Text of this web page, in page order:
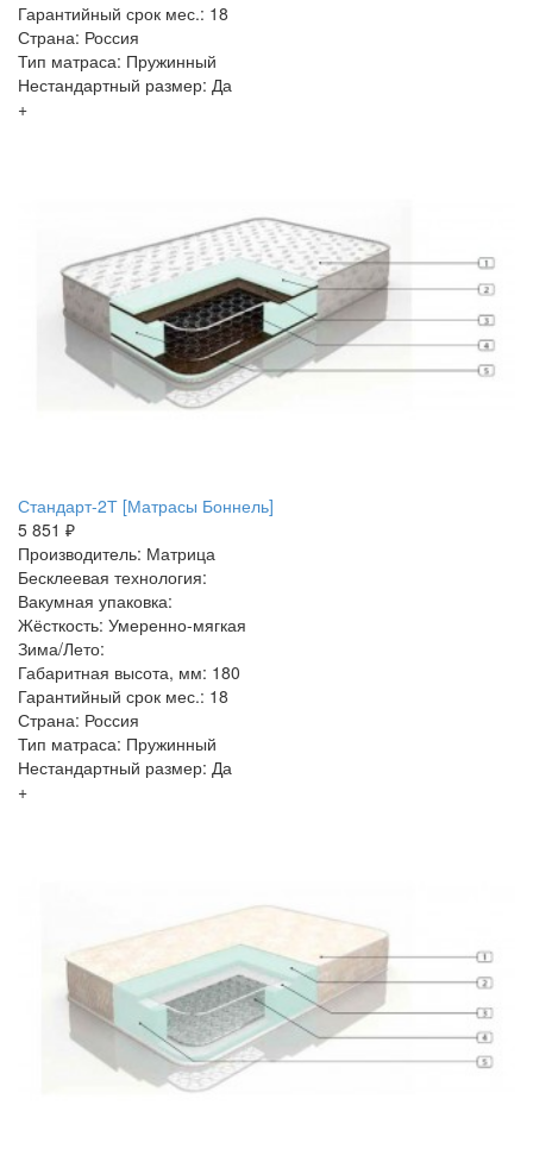
Гарантийный срок мес.: 18
Страна: Россия
Тип матраса: Пружинный
Нестандартный размер: Да
+
Стандарт-2Т [Матрасы Боннель]
5 851 ₽
Производитель: Матрица
Бесклеевая технология:
Вакумная упаковка:
Жёсткость: Умеренно-мягкая
Зима/Лето:
Габаритная высота, мм: 180
Гарантийный срок мес.: 18
Страна: Россия
Тип матраса: Пружинный
Нестандартный размер: Да
+